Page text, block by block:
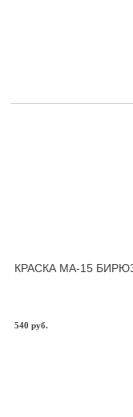
КРАСКА МА-15
540 руб.